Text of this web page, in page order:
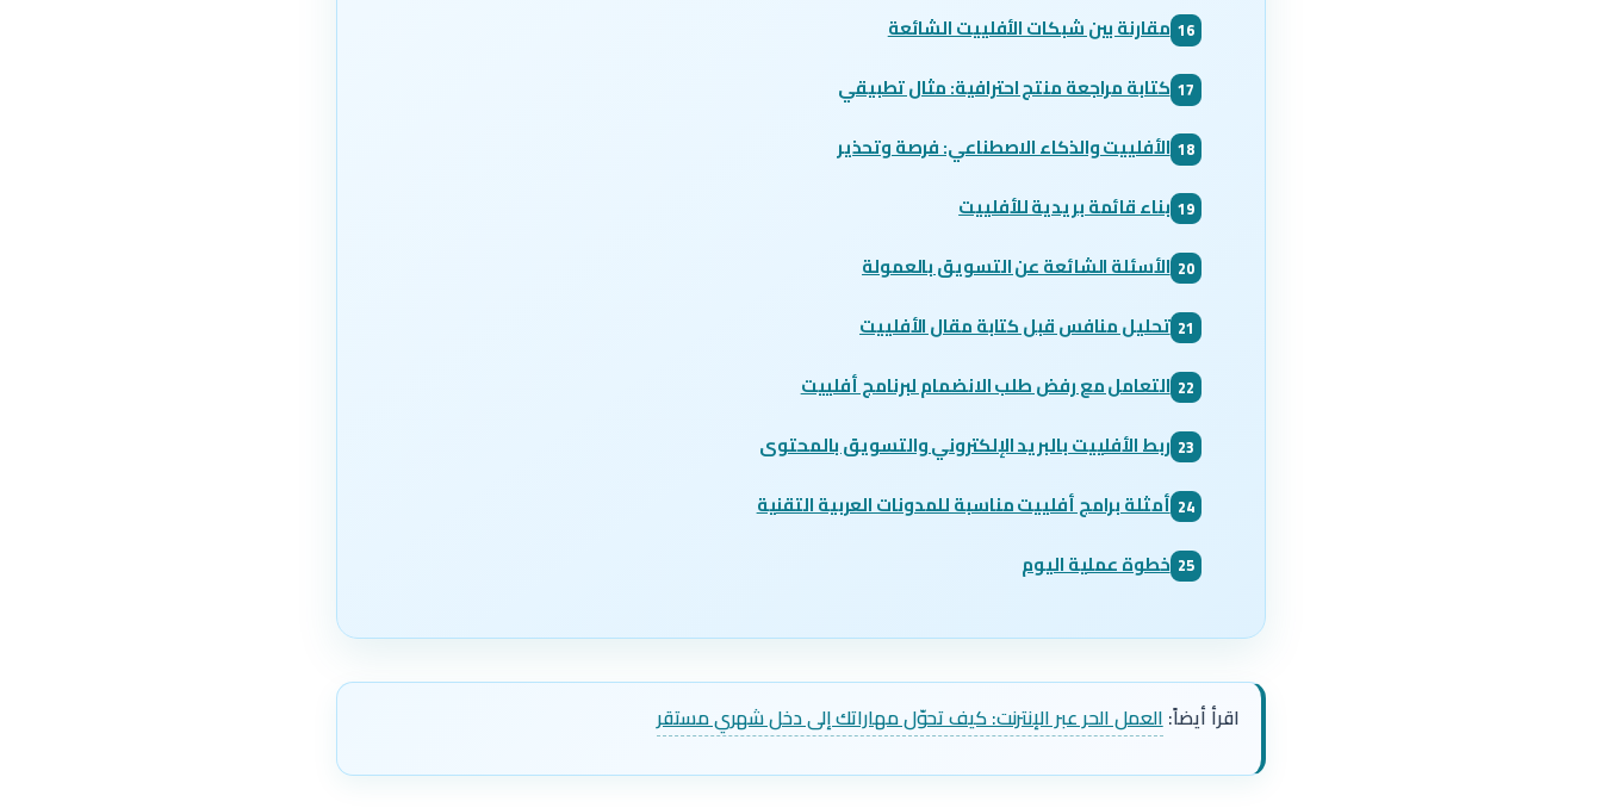
16 مقارنة بين شبكات الأفلييت الشائعة
17 كتابة مراجعة منتج احترافية: مثال تطبيقي
18 الأفلييت والذكاء الاصطناعي: فرصة وتحذير
19 بناء قائمة بريدية للأفلييت
20 الأسئلة الشائعة عن التسويق بالعمولة
21 تحليل منافس قبل كتابة مقال الأفلييت
22 التعامل مع رفض طلب الانضمام لبرنامج أفلييت
23 ربط الأفلييت بالبريد الإلكتروني والتسويق بالمحتوى
24 أمثلة برامج أفلييت مناسبة للمدونات العربية التقنية
25 خطوة عملية اليوم
اقرأ أيضاً:العمل الحر عبر الإنترنت: كيف تحوّل مهاراتك إلى دخل شهري مستقر